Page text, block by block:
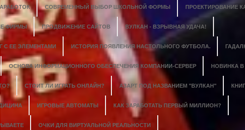
СОВРЕМЕННЫЙ ВЫБОР ШКОЛЬНОЙ ФОРМЫ ПРОЕКТИРОВАНИЕ
ФИРМЫ ПРОДВИЖЕНИЕ САЙТОВ ВУЛКАН - ВЗРЫВНАЯ УДАЧА!
С ЕЕ ЭЛЕМЕНТАМИ ИСТОРИЯ ПОЯВЛЕНИЯ НАСТОЛЬНОГО ФУТБОЛА.
ОСНОВА ИНФОРМАЦИОННОГО ОБЕСПЕЧЕНИЯ КОМПАНИИ-СЕРВЕР НОВИНКА
СТОИТ ЛИ ИГРАТЬ ОНЛАЙН? АЗАРТ ПОД НАЗВАНИЕМ "ВУЛКАН"
ИГРОВЫЕ АВТОМАТЫ КАК ЗАРАБОТАТЬ ПЕРВЫЙ МИЛЛИОН?
ОЧКИ ДЛЯ ВИРТУАЛЬНОЙ РЕАЛЬНОСТИ